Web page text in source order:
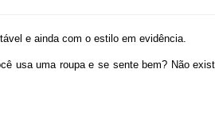
e ainda com o estilo em evidência.
usa uma roupa e se sente bem? Não